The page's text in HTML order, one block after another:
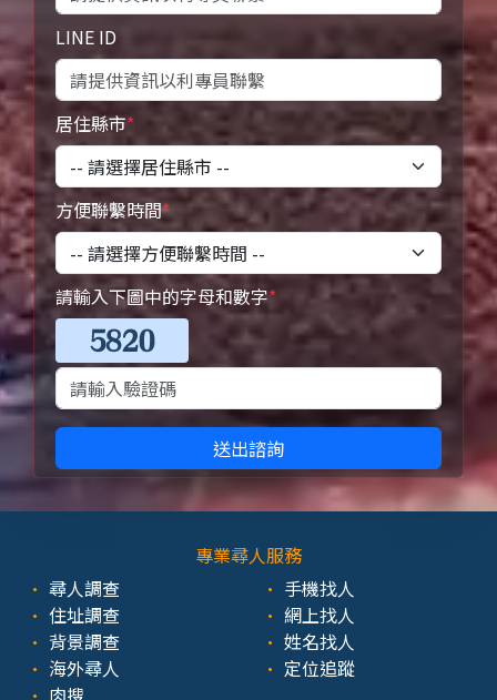
LINE ID
居住縣市*
方便聯繫時間*
請輸入下圖中的字母和數字*
送出諮詢
專業尋人服務
尋人調查
住址調查
背景調查
海外尋人
手機找人
網上找人
姓名找人
定位追蹤